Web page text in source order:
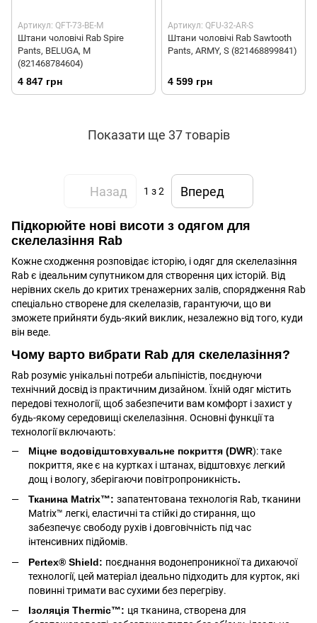
Артикул: QFT-73-BE-M
Штани чоловічі Rab Spire
Pants, BELUGA, M
(821468784604)
4 847 грн
Артикул: QFU-32-AR-S
Штани чоловічі Rab Sawtooth
Pants, ARMY, S (821468899841)
4 599 грн
Показати ще 37 товарів
Назад 1 з 2 Вперед
Підкорюйте нові висоти з одягом для
скелелазіння Rab
Кожне сходження розповідає історію, і одяг для скелелазіння
Rab є ідеальним супутником для створення цих історій. Від
нерівних скель до критих тренажерних залів, спорядження Rab
спеціально створене для скелелазів, гарантуючи, що ви
зможете прийняти будь-який виклик, незалежно від того, куди
він веде.
Чому варто вибрати Rab для скелелазіння?
Rab розуміє унікальні потреби альпіністів, поєднуючи
технічний досвід із практичним дизайном. Їхній одяг містить
передові технології, щоб забезпечити вам комфорт і захист у
будь-якому середовищі скелелазіння. Основні функції та
технології включають:
Міцне водовідштовхувальне покриття (DWR): таке
покриття, яке є на куртках і штанах, відштовхує легкий
дощ і вологу, зберігаючи повітропроникність.
Тканина Matrix™: запатентована технологія Rab, тканини
Matrix™ легкі, еластичні та стійкі до стирання, що
забезпечує свободу рухів і довговічність під час
інтенсивних підйомів.
Pertex® Shield: поєднання водонепроникної та дихаючої
технології, цей матеріал ідеально підходить для курток, які
повинні тримати вас сухими без перегріву.
Ізоляція Thermic™: ця тканина, створена для